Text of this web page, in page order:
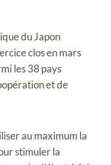
du Japon
clos en mars
les 38 pays
et de
au maximum la
stimuler la